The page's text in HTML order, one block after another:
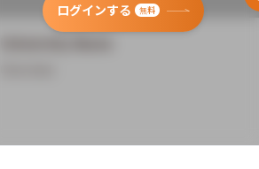
ログインする 無料